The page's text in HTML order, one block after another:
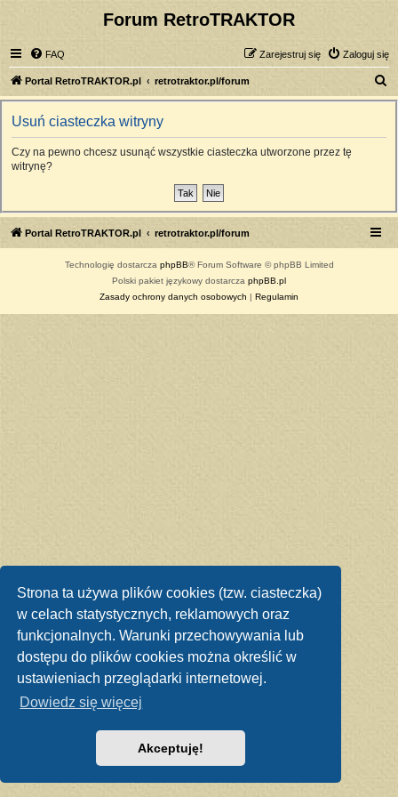
Strona ta używa plików cookies (tzw. ciasteczka)
w celach statystycznych, reklamowych oraz
funkcjonalnych. Warunki przechowywania lub
dostępu do plików cookies można określić w
ustawieniach przeglądarki internetowej.
Dowiedz się więcej
Akceptuję!
Forum RetroTRAKTOR
FAQ Zaloguj się
Zarejestruj się
Portal RetroTRAKTOR.pl retrotraktor.pl/forum
z
Usuń ciasteczka witryny
Czy na pewno chcesz usunąć wszystkie ciasteczka utworzone przez tę
witrynę?
Portal RetroTRAKTOR.pl retrotraktor.pl/forum
Technologię dostarcza phpBB® Forum Software © phpBB Limited
Polski pakiet językowy dostarcza phpBB.pl
Zasady ochrony danych osobowych | Regulamin